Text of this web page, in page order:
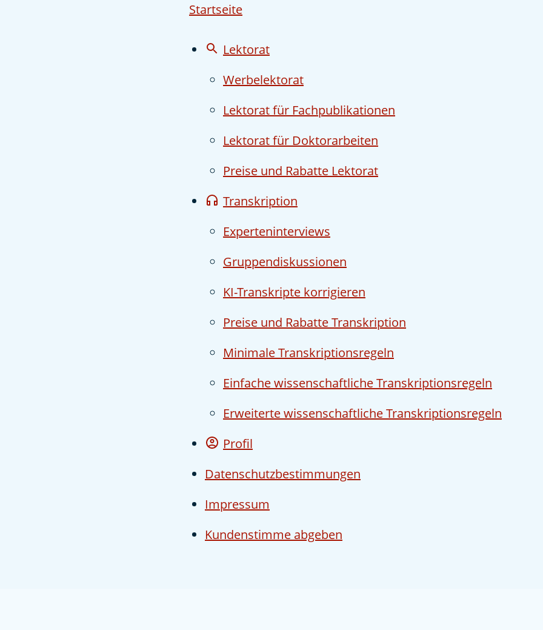
Startseite
Lektorat
Werbelektorat
Lektorat für Fachpublikationen
Lektorat für Doktorarbeiten
Preise und Rabatte Lektorat
Transkription
Experteninterviews
Gruppendiskussionen
KI-Transkripte korrigieren
Preise und Rabatte Transkription
Minimale Transkriptionsregeln
Einfache wissenschaftliche Transkriptionsregeln
Erweiterte wissenschaftliche Transkriptionsregeln
Profil
Datenschutzbestimmungen
Impressum
Kundenstimme abgeben